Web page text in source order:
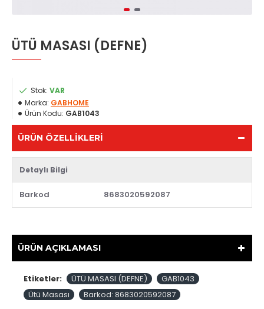
ÜTÜ MASASI (DEFNE)
Stok: VAR
Marka: GABHOME
Ürün Kodu: GAB1043
ÜRÜN ÖZELLIKLERI
Detaylı Bilgi
Barkod 8683020592087
ÜRÜN AÇIKLAMASI
Etiketler: ÜTÜ MASASI (DEFNE)
GAB1043
Ütü Masası
Barkod: 8683020592087